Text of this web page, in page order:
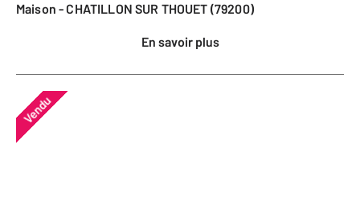
Maison - CHATILLON SUR THOUET (79200)
En savoir plus
Vendu